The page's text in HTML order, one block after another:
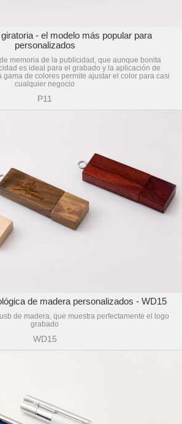
- el modelo más popular para
personalizados
memoria de la publicidad, que aunque bonita
es ideal para el grabado y la aplicación de
gama de colores permite ajustar el color para casi
cualquier negocio
P11
de madera personalizados - WD15
de madera, que muestra perfectamente el logo
grabado
WD15